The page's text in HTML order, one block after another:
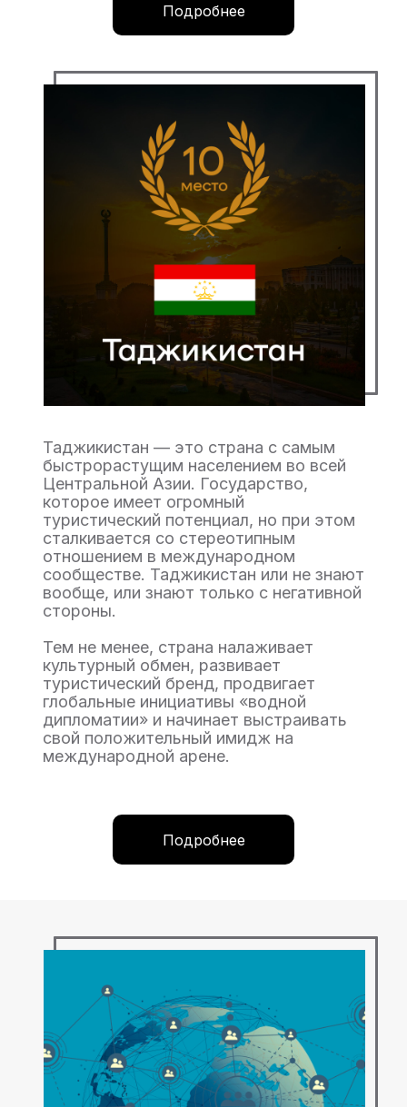
Подробнее
Таджикистан — это страна с самым
быстрорастущим населением во всей
Центральной Азии. Государство,
которое имеет огромный
туристический потенциал, но при этом
сталкивается со стереотипным
отношением в международном
сообществе. Таджикистан или не знают
вообще, или знают только с негативной
стороны.
Тем не менее, cтрана налаживает
культурный обмен, развивает
туристический бренд, продвигает
глобальные инициативы «водной
дипломатии» и начинает выстраивать
свой положительный имидж на
международной арене.
Подробнее